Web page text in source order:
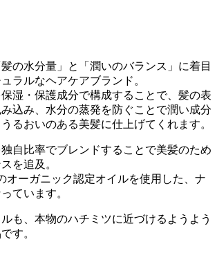
の水分量」と「潤いのバランス」に着目
ラルなヘアケアブランド。
湿・保護成分で構成することで、髪の表
込み、水分の蒸発を防ぐことで潤い成分
るおいのある美髪に仕上げてくれます。
自比率でブレンドすることで美髪のため
を追及。
オーガニック認定オイルを使用した、ナ
ています。
も、本物のハチミツに近づけるようよう
す。